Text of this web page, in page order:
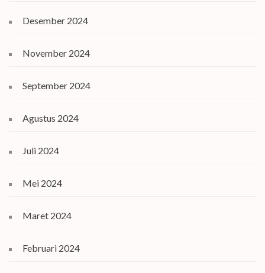
Desember 2024
November 2024
September 2024
Agustus 2024
Juli 2024
Mei 2024
Maret 2024
Februari 2024